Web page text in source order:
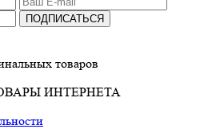
ПОДПИСАТЬСЯ
товаров
ИНТЕРНЕТА